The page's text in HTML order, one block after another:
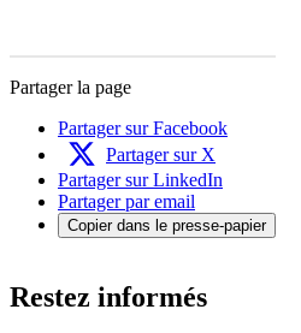
Partager la page
Partager sur Facebook
Partager sur X
Partager sur LinkedIn
Partager par email
Copier dans le presse-papier
Restez informés